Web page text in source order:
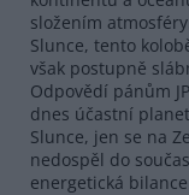
složením
Slunce, tento
však postupně
Odpovědí pánům
dnes účastní
Slunce, jen se na
nedospěl do
energetická